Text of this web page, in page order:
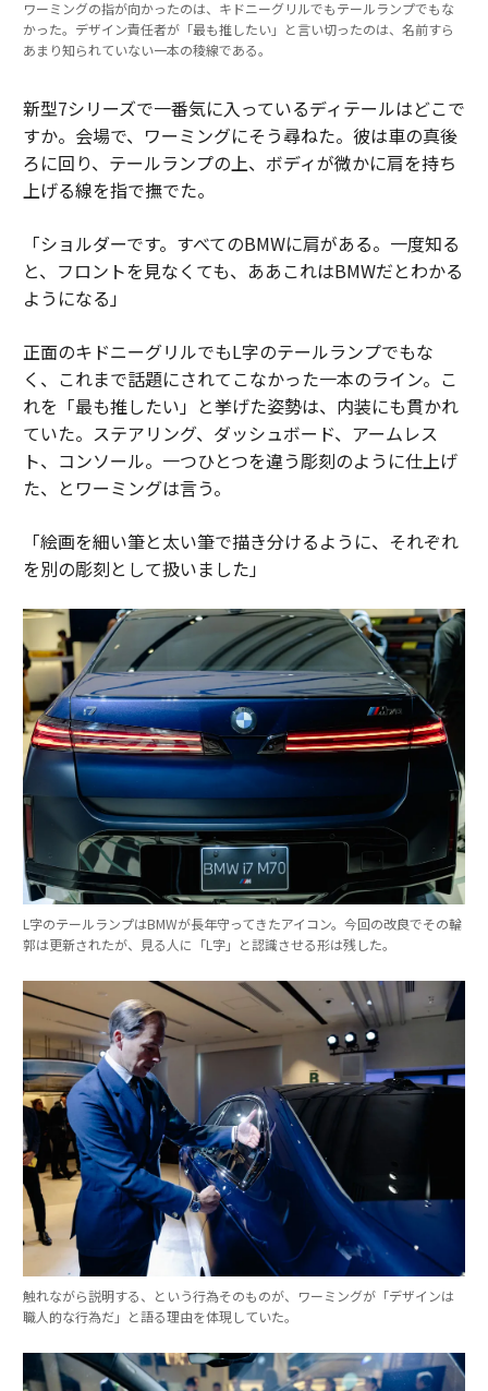
ワーミングの指が向かったのは、キドニーグリルでもテールランプでもな
かった。デザイン責任者が「最も推したい」と言い切ったのは、名前すら
あまり知られていない一本の稜線である。
新型7シリーズで一番気に入っているディテールはどこで
すか。会場で、ワーミングにそう尋ねた。彼は車の真後
ろに回り、テールランプの上、ボディが微かに肩を持ち
上げる線を指で撫でた。
「ショルダーです。すべてのBMWに肩がある。一度知る
と、フロントを見なくても、ああこれはBMWだとわかる
ようになる」
正面のキドニーグリルでもL字のテールランプでもな
く、これまで話題にされてこなかった一本のライン。こ
れを「最も推したい」と挙げた姿勢は、内装にも貫かれ
ていた。ステアリング、ダッシュボード、アームレス
ト、コンソール。一つひとつを違う彫刻のように仕上げ
た、とワーミングは言う。
「絵画を細い筆と太い筆で描き分けるように、それぞれ
を別の彫刻として扱いました」
L字のテールランプはBMWが長年守ってきたアイコン。今回の改良でその輪
郭は更新されたが、見る人に「L字」と認識させる形は残した。
触れながら説明する、という行為そのものが、ワーミングが「デザインは
職人的な行為だ」と語る理由を体現していた。